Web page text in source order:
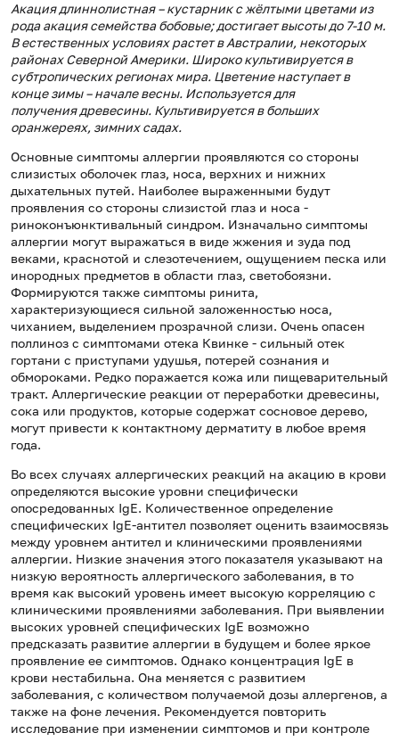
Акация длиннолистная – кустарник с жёлтыми цветами из
рода акация семейства бобовые; достигает высоты до 7-10 м.
В естественных условиях растет в Австралии, некоторых
районах Северной Америки. Широко культивируется в
субтропических регионах мира. Цветение наступает в
конце зимы – начале весны. Используется для
получения древесины. Культивируется в больших
оранжереях, зимних садах.
Основные симптомы аллергии проявляются со стороны
слизистых оболочек глаз, носа, верхних и нижних
дыхательных путей. Наиболее выраженными будут
проявления со стороны слизистой глаз и носа -
риноконъюнктивальный синдром. Изначально симптомы
аллергии могут выражаться в виде жжения и зуда под
веками, краснотой и слезотечением, ощущением песка или
инородных предметов в области глаз, светобоязни.
Формируются также симптомы ринита,
характеризующиеся сильной заложенностью носа,
чиханием, выделением прозрачной слизи. Очень опасен
поллиноз с симптомами отека Квинке - сильный отек
гортани с приступами удушья, потерей сознания и
обмороками. Редко поражается кожа или пищеварительный
тракт. Аллергические реакции от переработки древесины,
сока или продуктов, которые содержат сосновое дерево,
могут привести к контактному дерматиту в любое время
года.
Во всех случаях аллергических реакций на акацию в крови
определяются высокие уровни специфически
опосредованных IgE. Количественное определение
специфических IgE-антител позволяет оценить взаимосвязь
между уровнем антител и клиническими проявлениями
аллергии. Низкие значения этого показателя указывают на
низкую вероятность аллергического заболевания, в то
время как высокий уровень имеет высокую корреляцию с
клиническими проявлениями заболевания. При выявлении
высоких уровней специфических IgE возможно
предсказать развитие аллергии в будущем и более яркое
проявление ее симптомов. Однако концентрация IgE в
крови нестабильна. Она меняется с развитием
заболевания, с количеством получаемой дозы аллергенов, а
также на фоне лечения. Рекомендуется повторить
исследование при изменении симптомов и при контроле